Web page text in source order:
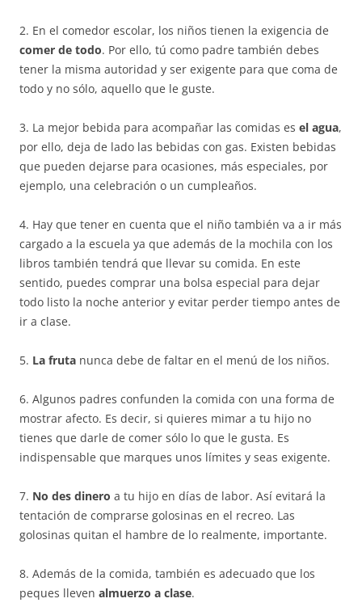
2. En el comedor escolar, los niños tienen la exigencia de
comer de todo. Por ello, tú como padre también debes
tener la misma autoridad y ser exigente para que coma de
todo y no sólo, aquello que le guste.
3. La mejor bebida para acompañar las comidas es el agua,
por ello, deja de lado las bebidas con gas. Existen bebidas
que pueden dejarse para ocasiones, más especiales, por
ejemplo, una celebración o un cumpleaños.
4. Hay que tener en cuenta que el niño también va a ir más
cargado a la escuela ya que además de la mochila con los
libros también tendrá que llevar su comida. En este
sentido, puedes comprar una bolsa especial para dejar
todo listo la noche anterior y evitar perder tiempo antes de
ir a clase.
5. La fruta nunca debe de faltar en el menú de los niños.
6. Algunos padres confunden la comida con una forma de
mostrar afecto. Es decir, si quieres mimar a tu hijo no
tienes que darle de comer sólo lo que le gusta. Es
indispensable que marques unos límites y seas exigente.
7. No des dinero a tu hijo en días de labor. Así evitará la
tentación de comprarse golosinas en el recreo. Las
golosinas quitan el hambre de lo realmente, importante.
8. Además de la comida, también es adecuado que los
peques lleven almuerzo a clase.